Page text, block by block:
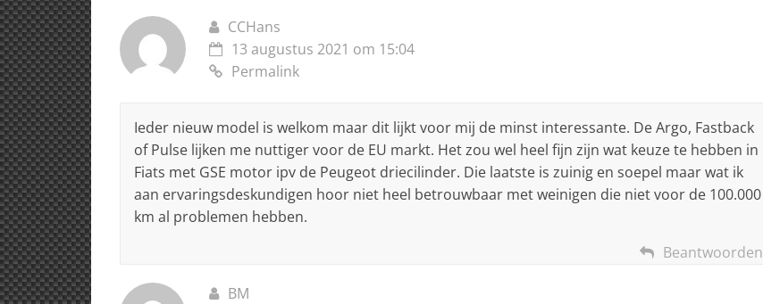
CCHans
13 augustus 2021 om 15:04
Permalink
Ieder nieuw model is welkom maar dit lijkt voor mij de minst interessante. De Argo, Fastback
of Pulse lijken me nuttiger voor de EU markt. Het zou wel heel fijn zijn wat keuze te hebben in
Fiats met GSE motor ipv de Peugeot driecilinder. Die laatste is zuinig en soepel maar wat ik
aan ervaringsdeskundigen hoor niet heel betrouwbaar met weinigen die niet voor de 100.000
km al problemen hebben.
Beantwoorden
BM